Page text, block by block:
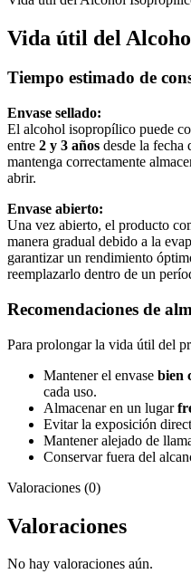
Vida útil del
Tiempo estimado de
Envase sellado:
El alcohol isopropílico puede
entre 2 y 3 años desde la fecha
mantenga correctamente
abrir.
Envase abierto:
Una vez abierto, el producto
manera gradual debido a la
garantizar un rendimiento
reemplazarlo dentro de un
Recomendaciones de
Para prolongar la vida útil del
Mantener el envase bien
cada uso.
Almacenar en un lugar
Evitar la exposición
Mantener alejado de
Conservar fuera del
Valoraciones (0)
Valoraciones
No hay valoraciones aún.